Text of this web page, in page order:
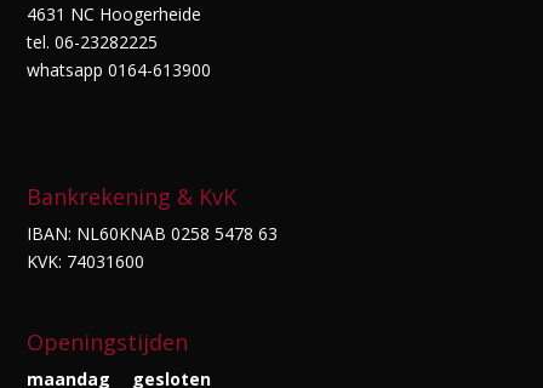
4631 NC Hoogerheide
tel. 06-23282225
whatsapp 0164-613900
Bankrekening & KvK
IBAN: NL60KNAB 0258 5478 63
KVK: 74031600
Openingstijden
maandag
gesloten